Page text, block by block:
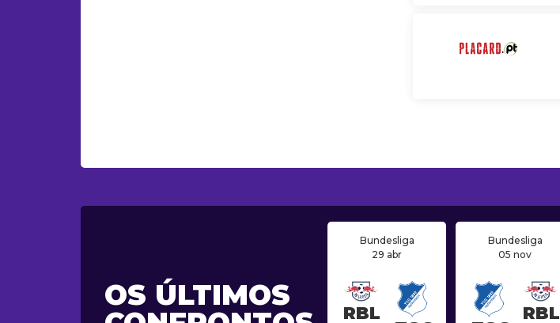
OS ÚLTIMOS
Bundesliga
29 abr
RBL
Bundesliga
05 nov
RBL